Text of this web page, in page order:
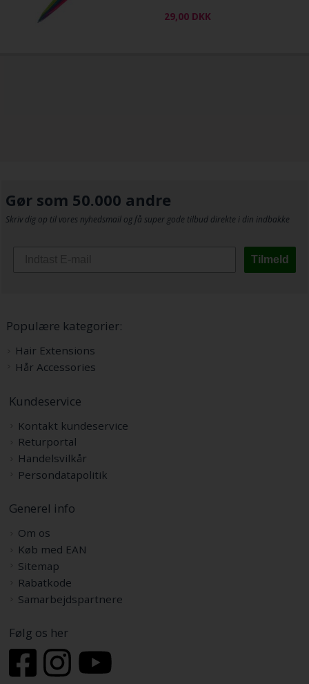
29,00 DKK
Gør som 50.000 andre
Skriv dig op til vores nyhedsmail og få super gode tilbud direkte i din indbakke
Tilmeld
Populære kategorier:
Hair Extensions
Hår Accessories
Kundeservice
Kontakt kundeservice
Returportal
Handelsvilkår
Persondatapolitik
Generel info
Om os
Køb med EAN
Sitemap
Rabatkode
Samarbejdspartnere
Følg os her